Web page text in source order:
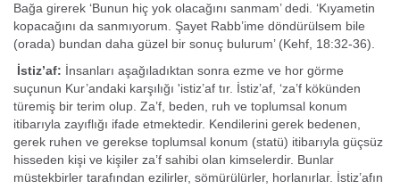
Bağa girerek ‘Bunun hiç yok olacağını sanmam’ dedi. ‘Kıyametin
kopacağını da sanmıyorum. Şayet Rabb’ime döndürülsem bile
(orada) bundan daha güzel bir sonuç bulurum’ (Kehf, 18:32-36).
İstiz’af: İnsanları aşağıladıktan sonra ezme ve hor görme
suçunun Kur’andaki karşılı­ğı 'istiz’af tır. İstiz’af, ‘za’f kökünden
türemiş bir terim olup. Za’f, beden, ruh ve toplumsal konum
itibarıyla zayıflığı ifade et­mektedir. Kendilerini gerek bedenen,
gerek ruhen ve gerekse toplumsal konum (statü) itibarıyla güçsüz
hisseden kişi ve kişiler za’f sahibi olan kimselerdir. Bunlar
müstekbirler tarafından ezilirler, sömürülürler, horlanırlar. İstiz’afın